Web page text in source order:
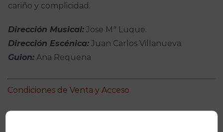
cariño y complicidad.
Dirección Musical: Jose Mª Luque.
Dirección Escénica:Juan Carlos Villanueva.
Guion: Ana Requena
Condiciones de Venta y Acceso